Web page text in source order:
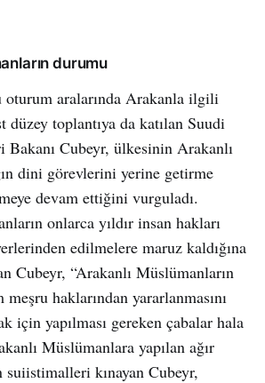
durumu
aralarında Arakanla ilgili
düzey toplantıya da katılan Suudi
Bakanı Cubeyr, ülkesinin Arakanlı
dini görevlerini yerine getirme
devam ettiğini vurguladı.
onlarca yıldır insan hakları
edilmelere maruz kaldığına
Cubeyr, “Arakanlı Müslümanların
haklarından yararlanmasını
için yapılması gereken çabalar hala
Müslümanlara yapılan ağır
kınayan Cubeyr,